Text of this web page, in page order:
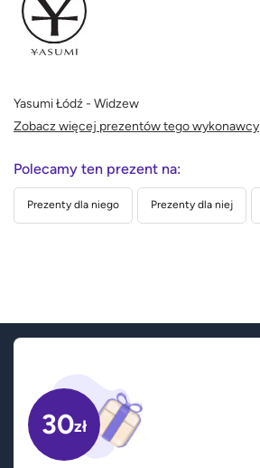
Yasumi Łódź - Widzew
Zobacz więcej prezentów tego wykonawcy
Polecamy ten prezent na:
Prezenty dla niego Prezenty dla niej
30zł